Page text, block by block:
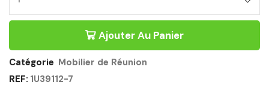
Ajouter Au Panier
Catégorie Mobilier de Réunion
REF: 1U39112-7